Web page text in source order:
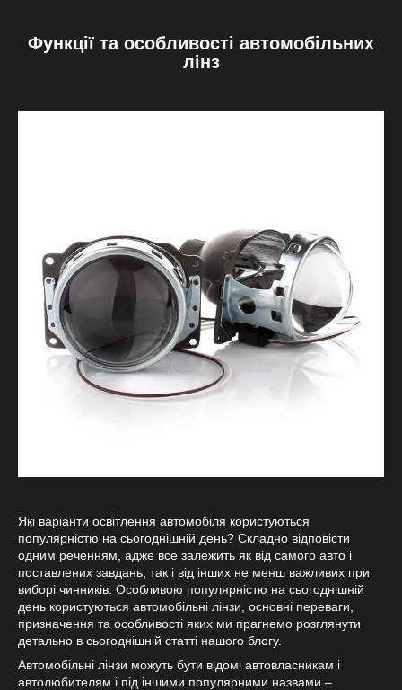
Функції та особливості автомобільних
лінз
Які варіанти освітлення автомобіля користуються
популярністю на сьогоднішній день? Складно відповісти
одним реченням, адже все залежить як від самого авто і
поставлених завдань, так і від інших не менш важливих при
виборі чинників. Особливою популярністю на сьогоднішній
день користуються автомобільні лінзи, основні переваги,
призначення та особливості яких ми прагнемо розглянути
детально в сьогоднішній статті нашого блогу.
Автомобільні лінзи можуть бути відомі автовласникам і
автолюбителям і під іншими популярними назвами –